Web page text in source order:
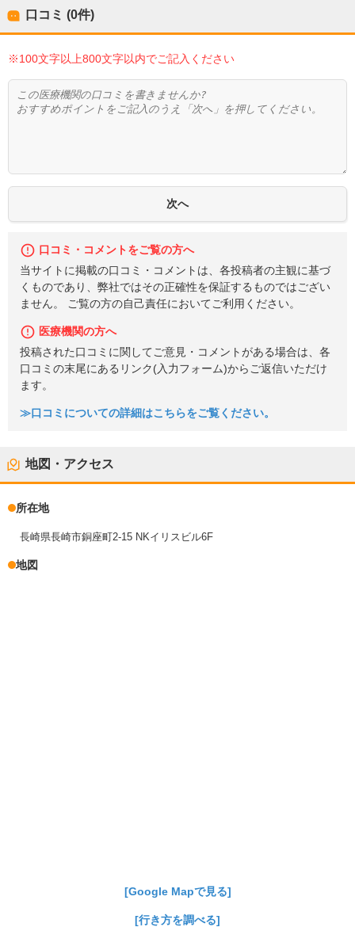
口コミ (0件)
※100文字以上800文字以内でご記入ください
口コミ・コメントをご覧の方へ
当サイトに掲載の口コミ・コメントは、各投稿者の主観に基づ
くものであり、弊社ではその正確性を保証するものではござい
ません。 ご覧の方の自己責任においてご利用ください。
医療機関の方へ
投稿された口コミに関してご意見・コメントがある場合は、各
口コミの末尾にあるリンク(入力フォーム)からご返信いただけ
ます。
≫口コミについての詳細はこちらをご覧ください。
地図・アクセス
所在地
長崎県長崎市銅座町2-15 NKイリスビル6F
地図
[Google Mapで見る]
[行き方を調べる]